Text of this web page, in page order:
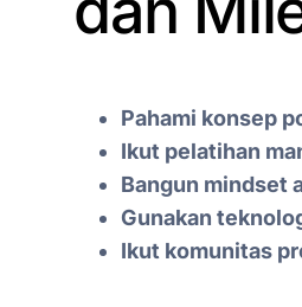
Pahami konsep
Ikut pelatihan
Bangun mindset
Gunakan
Ikut komunitas